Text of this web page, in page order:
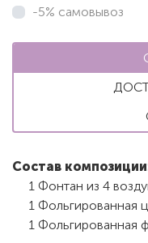
-5% самовывоз
Состав
1 Фонтан из 4
1 Фольгированная
1 Фольгированная